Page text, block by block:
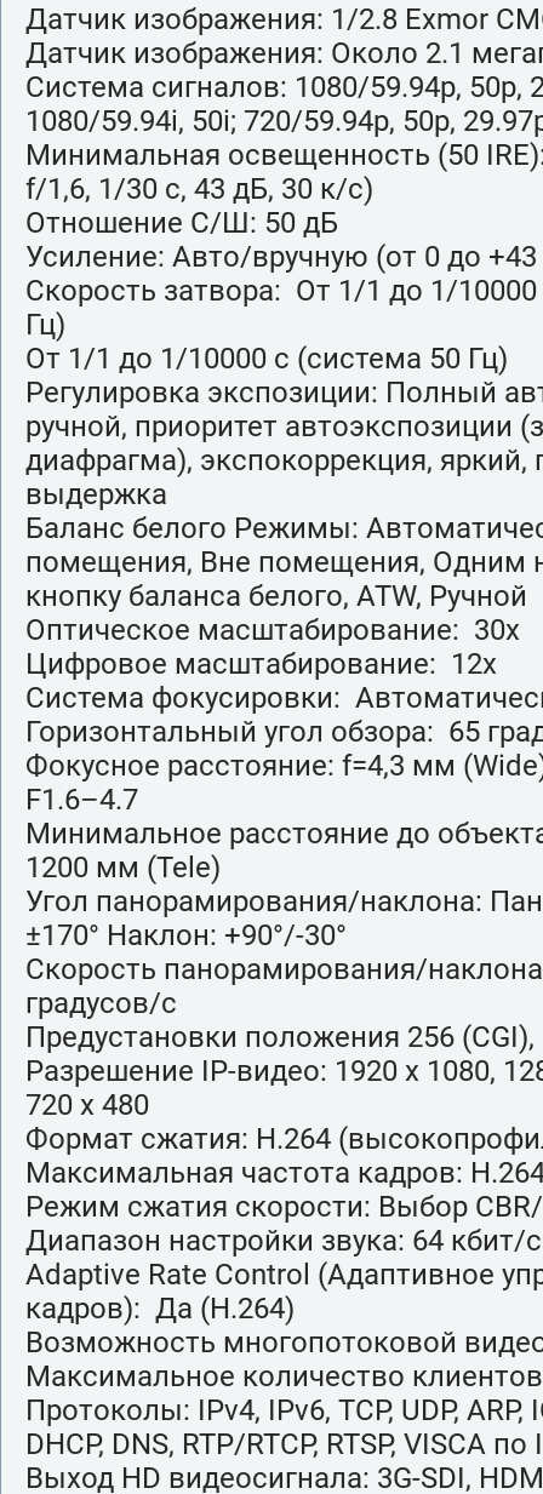
Датчик изображения: 1/2.8 Exmor
Датчик изображения: Около 2.1
Система сигналов: 1080/59.94p, 50p,
1080/59.94i, 50i; 720/59.94p, 50p,
Минимальная освещенность (50
f/1,6, 1/30 с, 43 дБ, 30 к/с)
Отношение С/Ш: 50 дБ
Усиление: Авто/вручную (от 0 до
Скорость затвора: От 1/1 до 1/10000
Гц)
От 1/1 до 1/10000 с (система 50 Гц)
Регулировка экспозиции: Полный
ручной, приоритет автоэкспозиции
диафрагма), экспокоррекция,
выдержка
Баланс белого Режимы:
помещения, Вне помещения, Одним
кнопку баланса белого, ATW, Ручной
Оптическое масштабирование: 30x
Цифровое масштабирование: 12x
Система фокусировки:
Горизонтальный угол обзора: 65
Фокусное расстояние: f=4,3 мм
F1.6–4.7
Минимальное расстояние до
1200 мм (Tele)
Угол панорамирования/наклона:
±170° Наклон: +90°/-30°
Скорость панорамирования/
градусов/с
Предустановки положения 256 (CGI),
Разрешение IP-видео: 1920 x 1080,
720 x 480
Формат сжатия: H.264
Максимальная частота кадров:
Режим сжатия скорости: Выбор
Диапазон настройки звука: 64
Adaptive Rate Control (Адаптивное
кадров): Да (H.264)
Возможность многопотоковой
Максимальное количество
Протоколы: IPv4, IPv6, TCP, UDP, ARP,
DHCP, DNS, RTP/RTCP, RTSP, VISCA по
Выход HD видеосигнала: 3G-SDI,